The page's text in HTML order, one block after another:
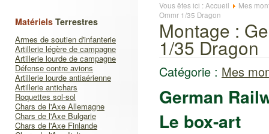
Matériels Terrestres
Armes de soutien d'infanterie
Artillerie légère de campagne
Artillerie lourde de campagne
Défense contre avions
Artillerie lourde antiaérienne
Artillerie antichars
Roquettes sol-sol
Chars de l'Axe Allemagne
Chars de l'Axe Bulgarie
Chars de l'Axe Finlande
Vous êtes ici : Accueil
Mes
Ommr 1/35 Dragon
Montage :
1/35 Dragon
Catégorie : Mes
German
Le box-art